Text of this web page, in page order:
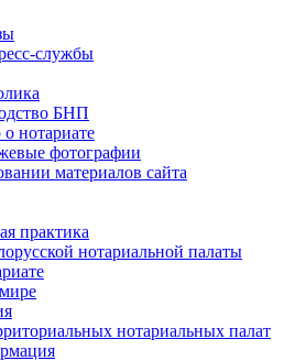
службы
БНП
нотариате
фотографии
материалов сайта
практика
нотариальной палаты
нотариальных палат